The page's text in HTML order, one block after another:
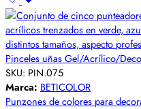
Pinceles uñas Gel/Acrílico/
SKU: PIN.075
Marca: BETICOLOR
Punzones de colores para